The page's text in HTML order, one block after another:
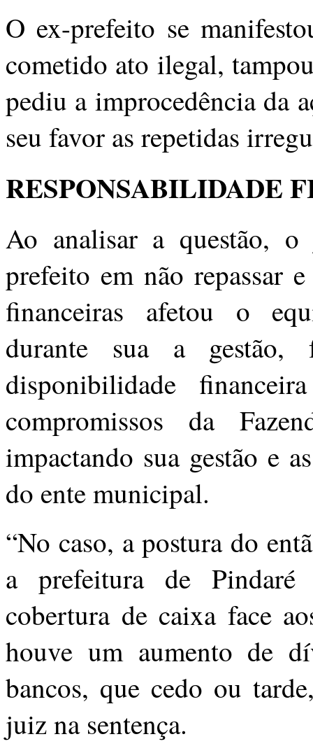
O ex-prefeito se
cometido ato ilegal,
pediu a improcedência da
seu favor as repetidas
RESPONSABILIDADE
Ao analisar a questão,
prefeito em não repassar
financeiras afetou o
durante sua a
disponibilidade
compromissos da
impactando sua gestão e
do ente municipal.
“No caso, a postura do
a prefeitura de
cobertura de caixa face
houve um aumento de
bancos, que cedo ou
juiz na sentença.